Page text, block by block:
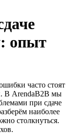
опыт
часто стоят
В ArendaB2B мы
при сдаче
наиболее
столкнуться.